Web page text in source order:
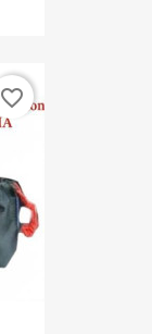
favorite_border